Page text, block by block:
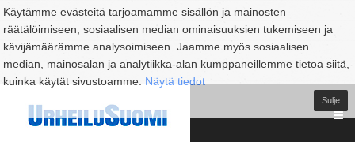
Käytämme evästeitä tarjoamamme sisällön ja mainosten
räätälöimiseen, sosiaalisen median ominaisuuksien tukemiseen ja
kävijämäärämme analysoimiseen. Jaamme myös sosiaalisen
median, mainosalan ja analytiikka-alan kumppaneillemme tietoa siitä,
kuinka käytät sivustoamme. Näytä tiedot
Sulje